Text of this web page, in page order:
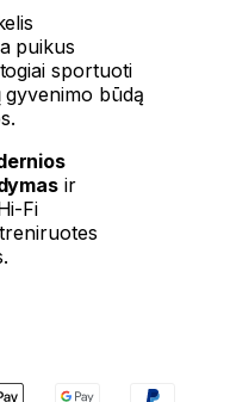
puikus
sportuoti
būdą
ir
Fi